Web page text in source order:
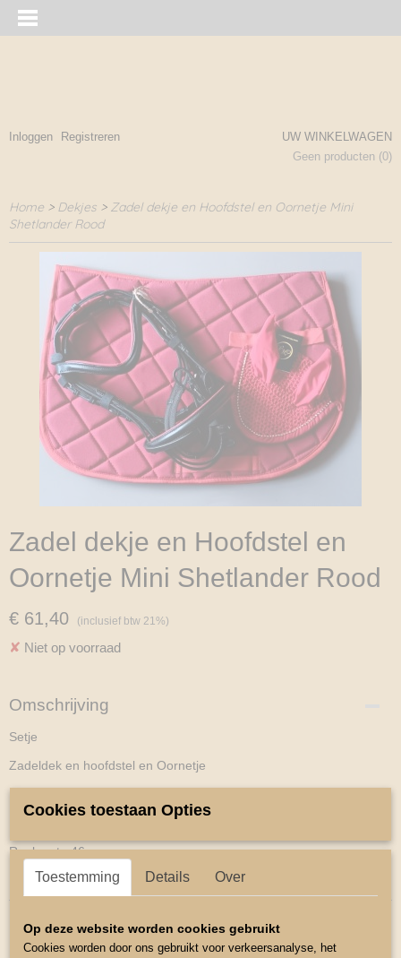
Inloggen Registreren
UW WINKELWAGEN
Geen producten (0)
Home > Dekjes > Zadel dekje en Hoofdstel en Oornetje Mini
Shetlander Rood
Zadel dekje en Hoofdstel en
Oornetje Mini Shetlander Rood
€ 61,40 (inclusief btw 21%)
✘ Niet op voorraad
Omschrijving
Setje
Zadeldek en hoofdstel en Oornetje
Ruglengte 46 cm
Hoofdstel Maat Mini Shetlander
Cookies toestaan Opties
Toestemming Details Over
Op deze website worden cookies gebruikt
Cookies worden door ons gebruikt voor verkeersanalyse, het